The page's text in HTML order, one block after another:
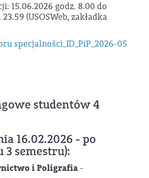
15.06.2026 godz. 8.00 do
(USOSWeb, zakładka
specjalności_ID_PiP_2026-05
studentów 4
16.02.2026 - po
3 semestru):
i Poligrafia -